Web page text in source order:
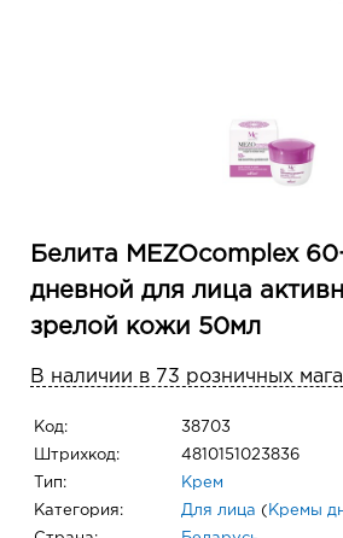
Белита MEZOcomplex
дневной для лица
зрелой кожи 50мл
В наличии в 73 розничных
Код: 38703
Штрихкод: 4810151023836
Тип: Крем
Категория: Для лица ( Кремы